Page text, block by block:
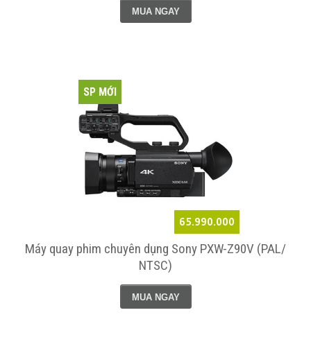
MUA NGAY
65.990.000
SP MỚI
Máy quay phim chuyên dụng Sony PXW-Z90V (PAL/
NTSC)
MUA NGAY